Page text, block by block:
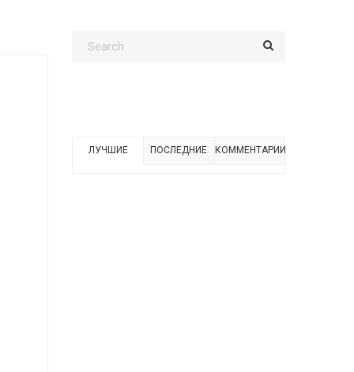
ЛУЧШИЕ ПОСЛЕДНИЕ КОММЕНТАРИИ